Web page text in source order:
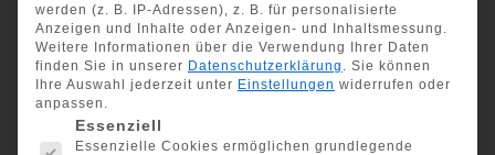
Show all
Goldener Geier am 08.
und 09. Juni 2024
werden (z. B. IP-Adressen), z. B. für personalisierte
Anzeigen und Inhalte oder Anzeigen- und Inhaltsmessung.
Weitere Informationen über die Verwendung Ihrer Daten
finden Sie in unserer Datenschutzerklärung . Sie können
Ihre Auswahl jederzeit unter Einstellungen widerrufen oder
anpassen.
Es folgt eine Liste der Service-Gruppen, für die eine
Essenziell
Essenzielle Cookies ermöglichen grundlegende